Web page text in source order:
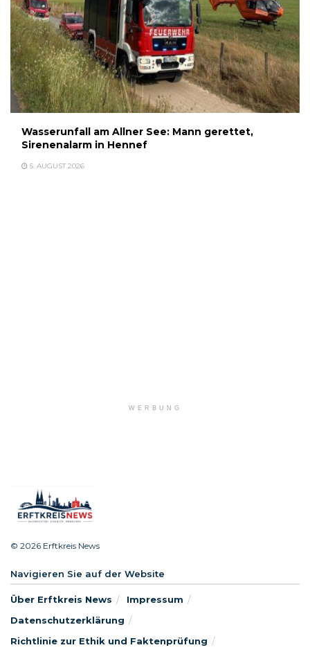
Wasserunfall am Allner See: Mann gerettet,
Sirenenalarm in Hennef
5. AUGUST 2026
WERBUNG
© 2026 Erftkreis News
Navigieren Sie auf der Website
Über Erftkreis News
Impressum
Datenschutzerklärung
Richtlinie zur Ethik und Faktenprüfung